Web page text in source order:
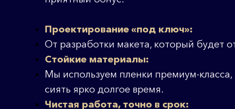
Проектирование «под ключ»:
От разработки макета, который будет
Стойкие материалы:
Мы используем пленки премиум-
сиять ярко долгое время.
Чистая работа, точно в срок: